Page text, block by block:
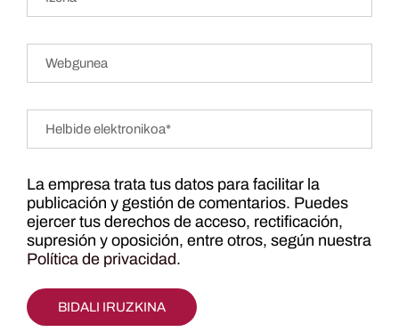
La empresa trata tus datos para facilitar la
publicación y gestión de comentarios. Puedes
ejercer tus derechos de acceso, rectificación,
supresión y oposición, entre otros, según nuestra
Política de privacidad.